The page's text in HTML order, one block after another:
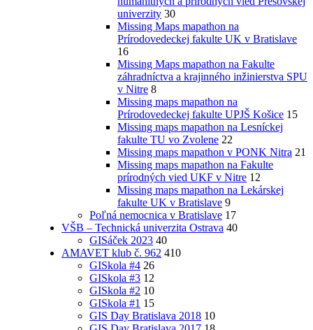
univerzity 30
Missing Maps mapathon na
Prírodovedeckej fakulte UK v Bratislave
16
Missing Maps mapathon na Fakulte
záhradníctva a krajinného inžinierstva SPU
v Nitre 8
Missing maps mapathon na
Prírodovedeckej fakulte UPJŠ Košice 15
Missing maps mapathon na Lesníckej
fakulte TU vo Zvolene 22
Missing maps mapathon v PONK Nitra 21
Missing maps mapathon na Fakulte
prírodných vied UKF v Nitre 12
Missing maps mapathon na Lekárskej
fakulte UK v Bratislave 9
Poľná nemocnica v Bratislave 17
VŠB – Technická univerzita Ostrava 40
GISáček 2023 40
AMAVET klub č. 962 410
GISkola #4 26
GISkola #3 12
GISkola #2 10
GISkola #1 15
GIS Day Bratislava 2018 10